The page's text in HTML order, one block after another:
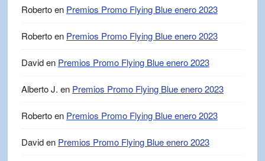
Robertoen Premios Promo Flying Blue enero 2023
Robertoen Premios Promo Flying Blue enero 2023
Daviden Premios Promo Flying Blue enero 2023
Alberto J. en Premios Promo Flying Blue enero 2023
Robertoen Premios Promo Flying Blue enero 2023
Daviden Premios Promo Flying Blue enero 2023